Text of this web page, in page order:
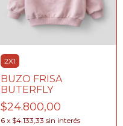
2X1
BUZO FRISA
BUTERFLY
$24.800,00
6 x $4.133,33 sin interés